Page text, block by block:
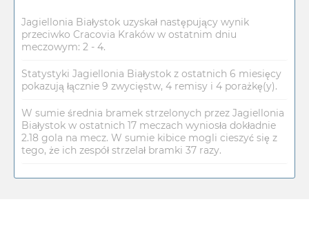
Jagiellonia Białystok uzyskał następujący wynik
przeciwko Cracovia Kraków w ostatnim dniu
meczowym: 2 - 4.
Statystyki Jagiellonia Białystok z ostatnich 6 miesięcy
pokazują łącznie 9 zwycięstw, 4 remisy i 4 porażkę(y).
W sumie średnia bramek strzelonych przez Jagiellonia
Białystok w ostatnich 17 meczach wyniosła dokładnie
2.18 gola na mecz. W sumie kibice mogli cieszyć się z
tego, że ich zespół strzelał bramki 37 razy.